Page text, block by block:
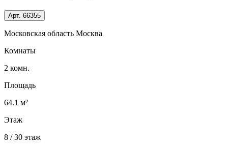
Арт. 66355
Московская область Москва
Комнаты
2 комн.
Площадь
64.1 м²
Этаж
8 / 30 этаж